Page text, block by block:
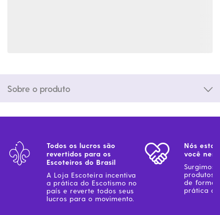
Sobre o produto
Todos os lucros são
revertidos para os
Escoteiros do Brasil
A Loja Escoteira incentiva
a prática do Escotismo no
país e reverte todos seus
lucros para o movimento.
Nós
você
Surgimos
produtos
de forma
prática